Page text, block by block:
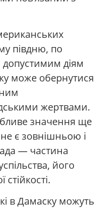
півдню, по
діям
може обернутися
жертвами.
значення ще
є зовнішньою і
— частина
його
стійкості.
в Дамаску можуть